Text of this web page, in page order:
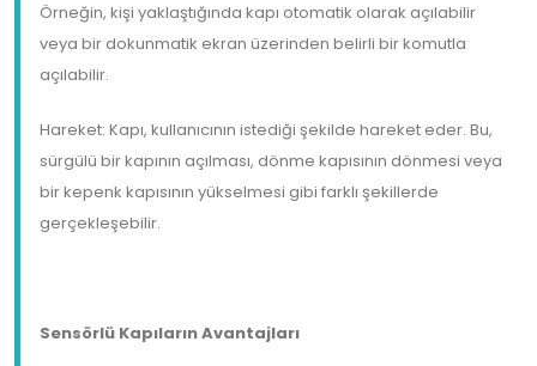
Örneğin, kişi yaklaştığında kapı otomatik olarak açılabilir
veya bir dokunmatik ekran üzerinden belirli bir komutla
açılabilir.
Hareket: Kapı, kullanıcının istediği şekilde hareket eder. Bu,
sürgülü bir kapının açılması, dönme kapısının dönmesi veya
bir kepenk kapısının yükselmesi gibi farklı şekillerde
gerçekleşebilir.
Sensörlü Kapıların Avantajları